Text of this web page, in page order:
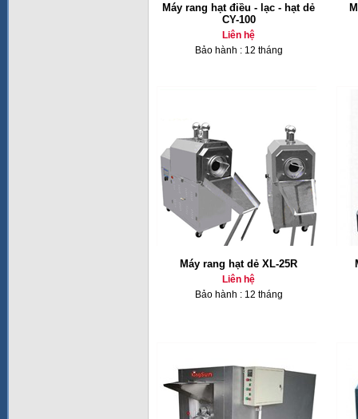
Máy rang hạt điều - lạc - hạt dẻ
CY-100
Liên hệ
Bảo hành : 12 tháng
Máy rang hạt dẻ XL-25R
Liên hệ
Bảo hành : 12 tháng